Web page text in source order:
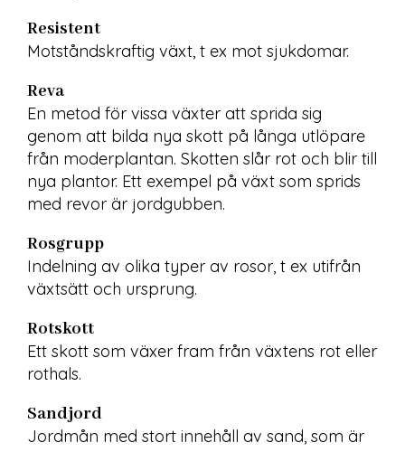
Resistent
Motståndskraftig växt, t ex mot sjukdomar.
Reva
En metod för vissa växter att sprida sig
genom att bilda nya skott på långa utlöpare
från moderplantan. Skotten slår rot och blir till
nya plantor. Ett exempel på växt som sprids
med revor är jordgubben.
Rosgrupp
Indelning av olika typer av rosor, t ex utifrån
växtsätt och ursprung.
Rotskott
Ett skott som växer fram från växtens rot eller
rothals.
Sandjord
Jordmån med stort innehåll av sand, som är